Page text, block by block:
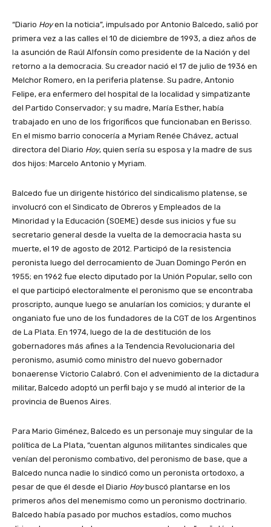
“Diario Hoyen la noticia”, impulsado por Antonio Balcedo, salió por
primera vez a las calles el 10 de diciembre de 1993, a diez años de
la asunción de Raúl Alfonsín como presidente de la Nación y del
retorno a la democracia. Su creador nació el 17 de julio de 1936 en
Melchor Romero, en la periferia platense. Su padre, Antonio
Felipe, era enfermero del hospital de la localidad y simpatizante
del Partido Conservador; y su madre, María Esther, había
trabajado en uno de los frigoríficos que funcionaban en Berisso.
En el mismo barrio conocería a Myriam Renée Chávez, actual
directora del Diario Hoy, quien sería su esposa y la madre de sus
dos hijos: Marcelo Antonio y Myriam.
Balcedo fue un dirigente histórico del sindicalismo platense, se
involucró con el Sindicato de Obreros y Empleados de la
Minoridad y la Educación (SOEME) desde sus inicios y fue su
secretario general desde la vuelta de la democracia hasta su
muerte, el 19 de agosto de 2012. Participó de la resistencia
peronista luego del derrocamiento de Juan Domingo Perón en
1955; en 1962 fue electo diputado por la Unión Popular, sello con
el que participó electoralmente el peronismo que se encontraba
proscripto, aunque luego se anularían los comicios; y durante el
onganiato fue uno de los fundadores de la CGT de los Argentinos
de La Plata. En 1974, luego de la de destitución de los
gobernadores más afines a la Tendencia Revolucionaria del
peronismo, asumió como ministro del nuevo gobernador
bonaerense Victorio Calabró. Con el advenimiento de la dictadura
militar, Balcedo adoptó un perfil bajo y se mudó al interior de la
provincia de Buenos Aires.
Para Mario Giménez, Balcedo es un personaje muy singular de la
política de La Plata, “cuentan algunos militantes sindicales que
venían del peronismo combativo, del peronismo de base, que a
Balcedo nunca nadie lo sindicó como un peronista ortodoxo, a
pesar de que él desde el Diario Hoybuscó plantarse en los
primeros años del menemismo como un peronismo doctrinario.
Balcedo había pasado por muchos estadíos, como muchos